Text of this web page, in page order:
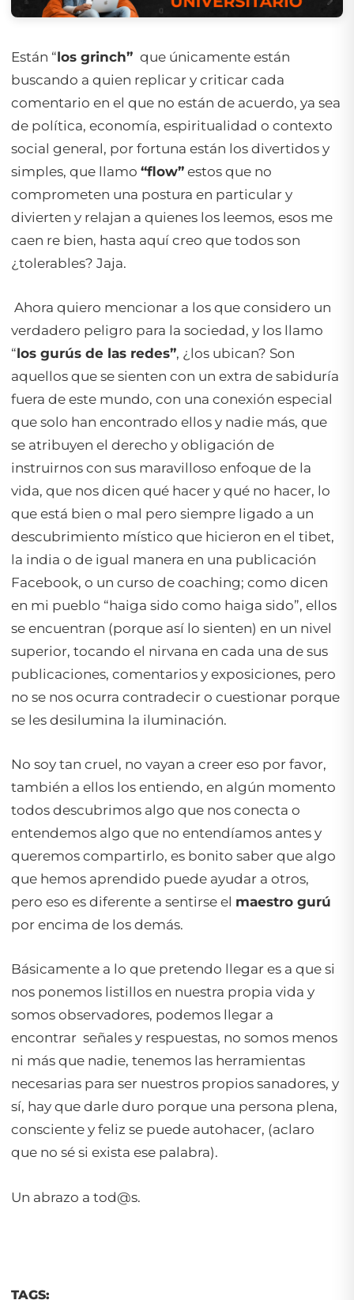
Están “los grinch” que únicamente están
buscando a quien replicar y criticar cada
comentario en el que no están de acuerdo, ya sea
de política, economía, espiritualidad o contexto
social general, por fortuna están los divertidos y
simples, que llamo “flow” estos que no
comprometen una postura en particular y
divierten y relajan a quienes los leemos, esos me
caen re bien, hasta aquí creo que todos son
¿tolerables? Jaja.
Ahora quiero mencionar a los que considero un
verdadero peligro para la sociedad, y los llamo
“los gurús de las redes”, ¿los ubican? Son
aquellos que se sienten con un extra de sabiduría
fuera de este mundo, con una conexión especial
que solo han encontrado ellos y nadie más, que
se atribuyen el derecho y obligación de
instruirnos con sus maravilloso enfoque de la
vida, que nos dicen qué hacer y qué no hacer, lo
que está bien o mal pero siempre ligado a un
descubrimiento místico que hicieron en el tibet,
la india o de igual manera en una publicación
Facebook, o un curso de coaching; como dicen
en mi pueblo “haiga sido como haiga sido”, ellos
se encuentran (porque así lo sienten) en un nivel
superior, tocando el nirvana en cada una de sus
publicaciones, comentarios y exposiciones, pero
no se nos ocurra contradecir o cuestionar porque
se les desilumina la iluminación.
No soy tan cruel, no vayan a creer eso por favor,
también a ellos los entiendo, en algún momento
todos descubrimos algo que nos conecta o
entendemos algo que no entendíamos antes y
queremos compartirlo, es bonito saber que algo
que hemos aprendido puede ayudar a otros,
pero eso es diferente a sentirse el maestro gurú
por encima de los demás.
Básicamente a lo que pretendo llegar es a que si
nos ponemos listillos en nuestra propia vida y
somos observadores, podemos llegar a
encontrar señales y respuestas, no somos menos
ni más que nadie, tenemos las herramientas
necesarias para ser nuestros propios sanadores, y
sí, hay que darle duro porque una persona plena,
consciente y feliz se puede autohacer, (aclaro
que no sé si exista ese palabra).
Un abrazo a tod@s.
TAGS: